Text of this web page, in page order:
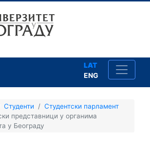
LAT
ENG
Студенти
Студентски парламент
представници у органима
у Београду